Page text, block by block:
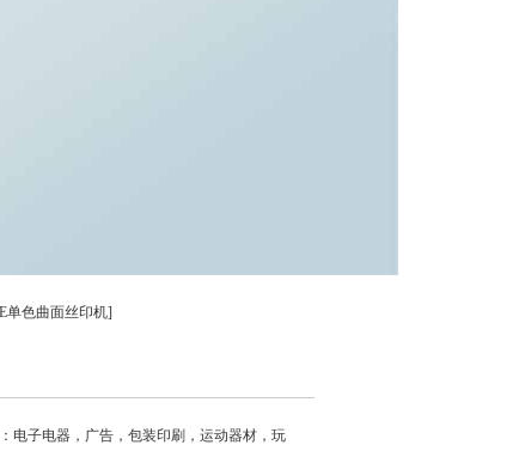
单色曲面丝印机]
电子电器，广告，包装印刷，运动器材，玩